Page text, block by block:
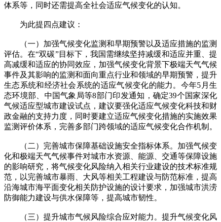
体系等，同时还需提高全社会适应气候变化的认知。
为此提四点建议：
（一）加强气候变化监测和早期预警以及适应措施的监测
评估。在“双碳”目标下，我国需继续坚持减缓和适应并重、提
高减缓和适应的协同效应，加强气候变化背景下极端天气气候
事件及其影响的监测和面向重点行业和领域的早期预警，提升
生态系统和经济社会系统的适应气候变化的能力。今年5月生
态环境部、中国气象局等8部门印发通知，确定39个国家深化
气候适应型城市建设试点，建议要强化适应气候变化科技和财
政金融的支持力度，同时要建立适应气候变化措施的实施效果
监测评价体系，完善多部门跨领域的适应气候变化合作机制。
（二）完善城市保障基础设施安全指标体系。加强气候变
化和极端天气气候事件对城市水资源、能源、交通等保障设施
的影响研究，将气候变化风险纳入相关行业建设的技术标准规
范，以完善城市暴雨、大风等相关工程建设与防范标准，提高
沿海城市海平面变化相关防护设施的设计要求，加强城市洪涝
防御能力建设与供水保障等，提高城市韧性。
（三）提升城市气候风险综合应对能力。提升气候变化风